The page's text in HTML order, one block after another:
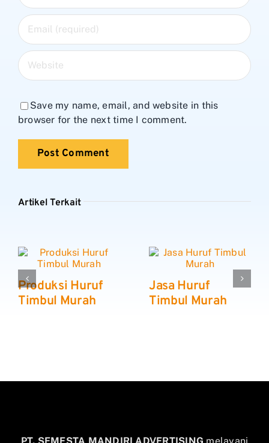
Save my name, email, and website in this
browser for the next time I comment.
Artikel Terkait
Produksi Huruf
Timbul Murah
Jasa Huruf
Timbul Murah